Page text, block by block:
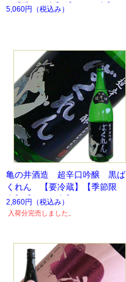
L 【季節限定】【数量限定】
5,060円 （税込み）
亀の井酒造 超辛口吟醸 黒ば
くれん 【要冷蔵】【季節限
定】【数量限定】
2,860円 （税込み）
入荷分完売しました。